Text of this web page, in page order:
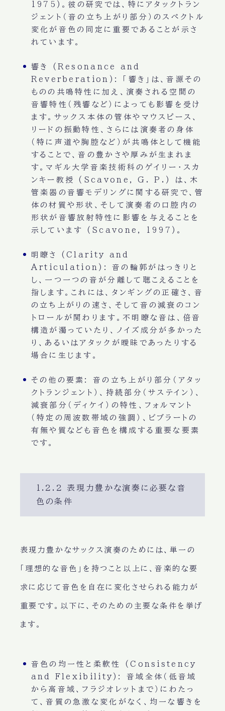
1975)。彼の研究では、特にアタックトラン
ジェント（音の立ち上がり部分）のスペクトル
変化が音色の同定に重要であることが示さ
れています。
響き (Resonance and
Reverberation):
「響き」は、音源その
ものの共鳴特性に加え、演奏される空間の
音響特性（残響など）によっても影響を受け
ます。サックス本体の管体やマウスピース、
リードの振動特性、さらには演奏者の身体
（特に声道や胸腔など）が共鳴体として機能
することで、音の豊かさや厚みが生まれま
す。マギル大学音楽技術科のゲイリー・スカ
ンキー教授 (Scavone, G. P.) は、木
管楽器の音響モデリングに関する研究で、管
体の材質や形状、そして演奏者の口腔内の
形状が音響放射特性に影響を与えることを
示しています (Scavone, 1997)。
明瞭さ (Clarity and
Articulation):
音の輪郭がはっきりと
し、一つ一つの音が分離して聴こえることを
指します。これには、タンギングの正確さ、音
の立ち上がりの速さ、そして音の減衰のコン
トロールが関わります。不明瞭な音は、倍音
構造が濁っていたり、ノイズ成分が多かった
り、あるいはアタックが曖昧であったりする
場合に生じます。
その他の要素:
音の立ち上がり部分（アタッ
クトランジェント）、持続部分（サステイン）、
減衰部分（ディケイ）の特性、フォルマント
（特定の周波数帯域の強調）、ビブラートの
有無や質なども音色を構成する重要な要素
です。
1.2.2 表現力豊かな演奏に必要な音
色の条件
表現力豊かなサックス演奏のためには、単一の
「理想的な音色」を持つこと以上に、音楽的な要
求に応じて音色を自在に変化させられる能力が
重要です。以下に、そのための主要な条件を挙げ
ます。
音色の均一性と柔軟性 (Consistency
and Flexibility):
音域全体（低音域
から高音域、フラジオレットまで）にわたっ
て、音質の急激な変化がなく、均一な響きを